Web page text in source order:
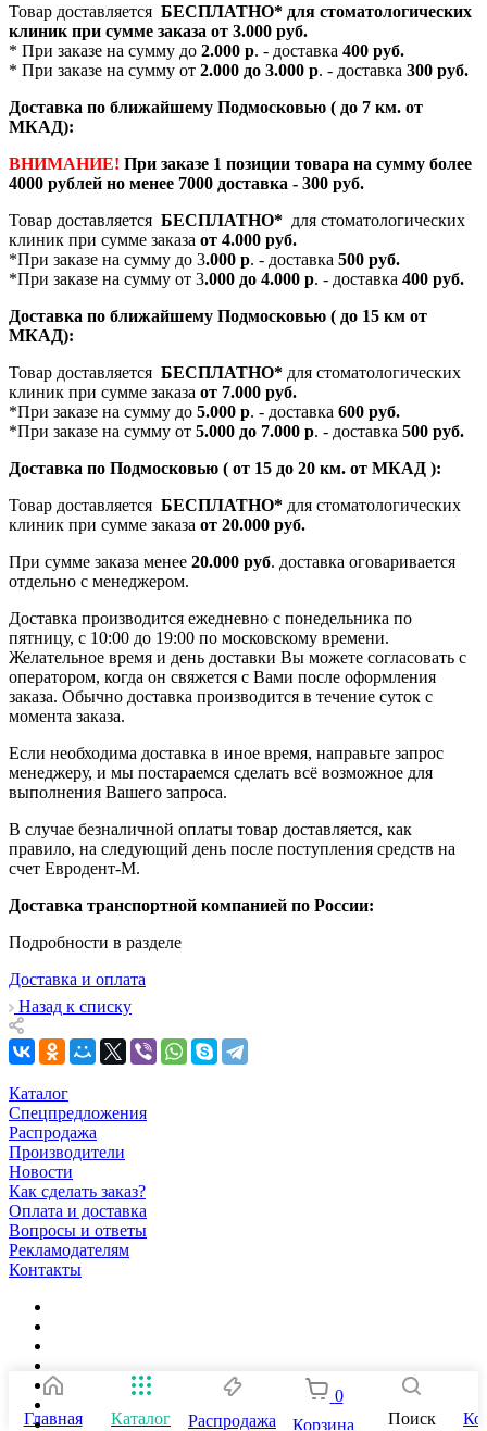
Товар доставляется БЕСПЛАТНО* для стоматологических
клиник при сумме заказа от 3.000 руб.
* При заказе на сумму до 2.000 р. - доставка 400 руб.
* При заказе на сумму от 2.000 до 3.000 р. - доставка 300 руб.
Доставка по ближайшему Подмосковью ( до 7 км. от
МКАД):
ВНИМАНИЕ! При заказе 1 позиции товара на сумму более
4000 рублей но менее 7000 доставка - 300 руб.
Товар доставляется БЕСПЛАТНО* для стоматологических
клиник при сумме заказа от 4.000 руб.
*При заказе на сумму до 3.000 р. - доставка 500 руб.
*При заказе на сумму от 3.000 до 4.000 р. - доставка 400 руб.
Доставка по ближайшему Подмосковью ( до 15 км от
МКАД):
Товар доставляется БЕСПЛАТНО* для стоматологических
клиник при сумме заказа от 7.000 руб.
*При заказе на сумму до 5.000 р. - доставка 600 руб.
*При заказе на сумму от 5.000 до 7.000 р. - доставка 500 руб.
Доставка по Подмосковью ( от 15 до 20 км. от МКАД ):
Товар доставляется БЕСПЛАТНО* для стоматологических
клиник при сумме заказа от 20.000 руб.
При сумме заказа менее 20.000 руб. доставка оговаривается
отдельно с менеджером.
Доставка производится ежедневно с понедельника по
пятницу, с 10:00 до 19:00 по московскому времени.
Желательное время и день доставки Вы можете согласовать с
оператором, когда он свяжется с Вами после оформления
заказа. Обычно доставка производится в течение суток с
момента заказа.
Если необходима доставка в иное время, направьте запрос
менеджеру, и мы постараемся сделать всё возможное для
выполнения Вашего запроса.
В случае безналичной оплаты товар доставляется, как
правило, на следующий день после поступления средств на
счет Евродент-М.
Доставка транспортной компанией по России:
Подробности в разделе
Доставка и оплата
Назад к списку
Каталог
Спецпредложения
Распродажа
Производители
Новости
Как сделать заказ?
Оплата и доставка
Вопросы и ответы
Рекламодателям
Контакты
Главная Каталог Распродажа
0
Корзина
Поиск